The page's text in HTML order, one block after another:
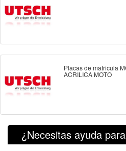
Placas de matricula
ACRILICA MOTO
¿Necesitas ayuda